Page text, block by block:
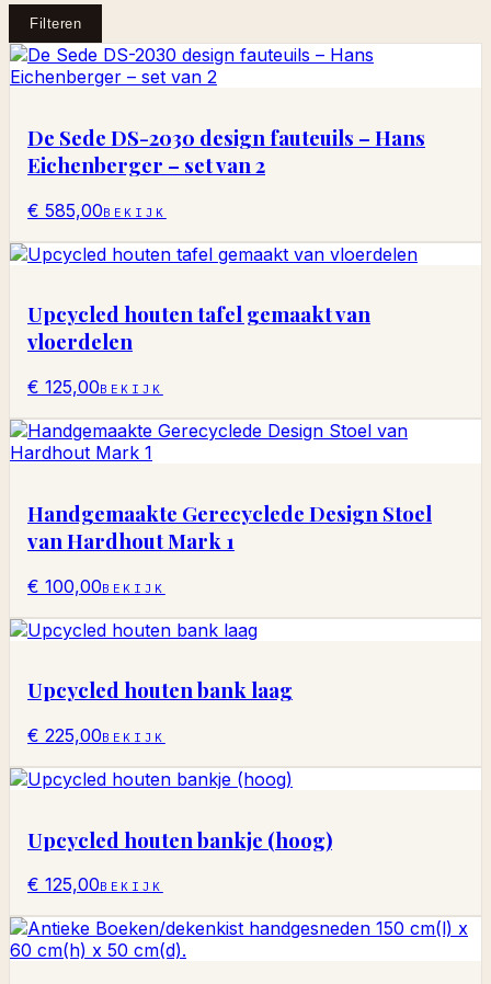
Filteren
De Sede DS-2030 design fauteuils – Hans
Eichenberger – set van 2
€ 585,00BEKIJK
Upcycled houten tafel gemaakt van
vloerdelen
€ 125,00BEKIJK
Handgemaakte Gerecyclede Design Stoel
van Hardhout Mark 1
€ 100,00BEKIJK
Upcycled houten bank laag
€ 225,00BEKIJK
Upcycled houten bankje (hoog)
€ 125,00BEKIJK